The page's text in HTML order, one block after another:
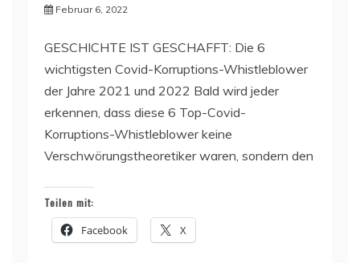
Februar 6, 2022
GESCHICHTE IST GESCHAFFT: Die 6
wichtigsten Covid-Korruptions-Whistleblower
der Jahre 2021 und 2022 Bald wird jeder
erkennen, dass diese 6 Top-Covid-
Korruptions-Whistleblower keine
Verschwörungstheoretiker waren, sondern den
Teilen mit:
Facebook X